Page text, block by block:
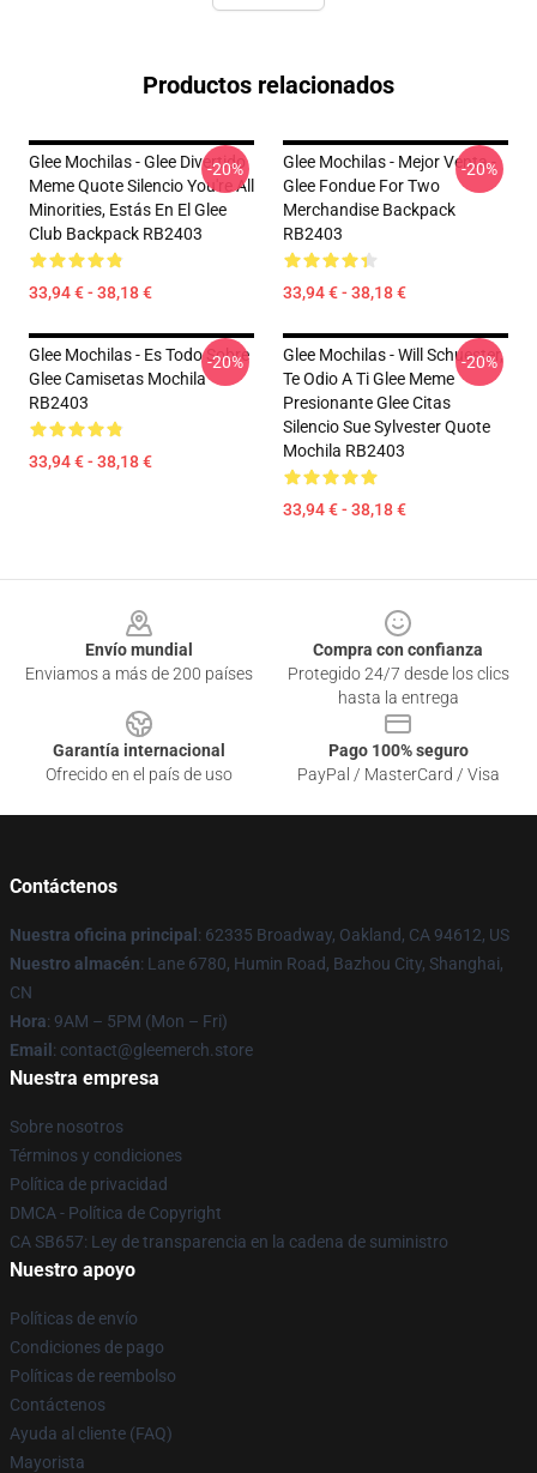
Productos relacionados
Glee Mochilas - Glee Divertido
Meme Quote Silencio You're All
Minorities, Estás En El Glee
Club Backpack RB2403
33,94 € - 38,18 €
-20%
Glee Mochilas - Mejor Venta -
Glee Fondue For Two
Merchandise Backpack
RB2403
33,94 € - 38,18 €
-20%
Glee Mochilas - Es Todo Sobre
Glee Camisetas Mochila
RB2403
33,94 € - 38,18 €
-20%
Glee Mochilas - Will Schuester,
Te Odio A Ti Glee Meme
Presionante Glee Citas
Silencio Sue Sylvester Quote
Mochila RB2403
33,94 € - 38,18 €
-20%
Envío mundial
Enviamos a más de 200 países
Compra con confianza
Protegido 24/7 desde los clics
hasta la entrega
Garantía internacional
Ofrecido en el país de uso
Pago 100% seguro
PayPal / MasterCard / Visa
Contáctenos
Nuestra oficina principal : 62335 Broadway, Oakland, CA 94612, US
Nuestro almacén: Lane 6780, Humin Road, Bazhou City, Shanghai,
CN
Hora: 9AM – 5PM (Mon – Fri)
Email : contact@gleemerch.store
Nuestra empresa
Sobre nosotros
Términos y condiciones
Política de privacidad
DMCA - Política de Copyright
CA SB657: Ley de transparencia en la cadena de suministro
Nuestro apoyo
Políticas de envío
Condiciones de pago
Políticas de reembolso
Contáctenos
Ayuda al cliente (FAQ)
Mayorista